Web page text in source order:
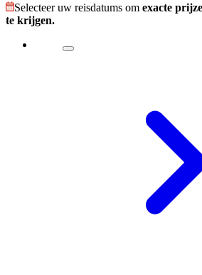
Selecteer uw reisdatums om exacte
te krijgen.